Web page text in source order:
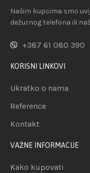
Našim kupcima smo
dežurnog telefona ili
+387 61 080 390
KORISNI LINKOVI
Ukratko o nama
Reference
Kontakt
VAŽNE INFORMACIJE
Kako kupovati